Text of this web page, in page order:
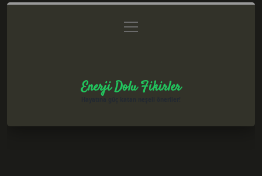
Gizlilik Politikası
menüyü
aç
Enerji Dolu Fikirler